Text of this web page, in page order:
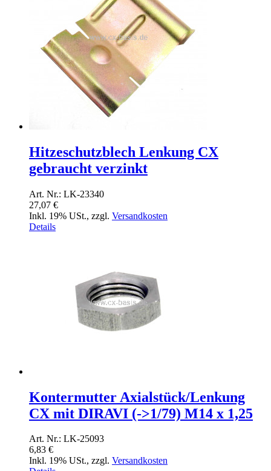
Hitzeschutzblech Lenkung CX
gebraucht verzinkt
Art. Nr.: LK-23340
27,07 €
Inkl. 19% USt., zzgl. Versandkosten
Details
Kontermutter Axialstück/Lenkung
CX mit DIRAVI (->1/79) M14 x 1,25
Art. Nr.: LK-25093
6,83 €
Inkl. 19% USt., zzgl. Versandkosten